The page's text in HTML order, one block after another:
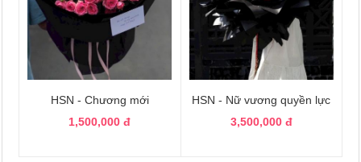
HSN - Chương mới
1,500,000 đ
HSN - Nữ vương quyền lực
3,500,000 đ